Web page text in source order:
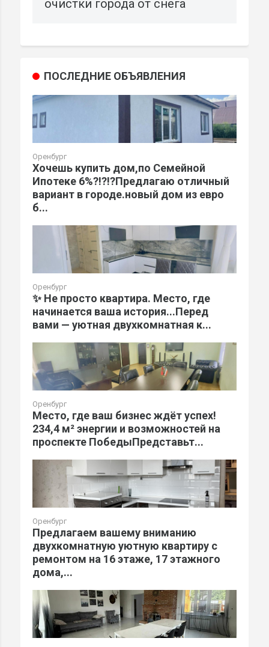
очистки города от снега
ПОСЛЕДНИЕ ОБЪЯВЛЕНИЯ
Оренбург
Хочешь купить дом,по Семейной
Ипотеке 6%?!?!?Предлагаю отличный
вариант в городе.новый дом из евро
б...
Оренбург
✨ Не просто квартира. Место, где
начинается ваша история...Перед
вами — уютная двухкомнатная к...
Оренбург
Место, где ваш бизнес ждёт успех!
234,4 м² энергии и возможностей на
проспекте ПобедыПредставьт...
Оренбург
Предлагаем вашему вниманию
двухкомнатную уютную квартиру с
ремонтом на 16 этаже, 17 этажного
дома,...